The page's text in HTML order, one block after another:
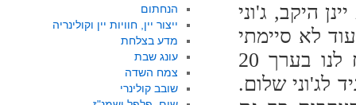
היקב, ג'וני
לא סיימתי
שאלה אחת וכבר עטים עליו חבריו ומכריו. לקח לנו בערך 20
לג'וני שלום.
הנחתום
ייצור יין, חוויות יין וקולינריה
מדע בצלחת
עונג שבת
צמח השדה
שובב קולינרי